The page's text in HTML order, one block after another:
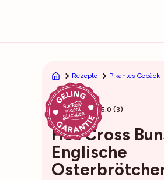
Rezepte Pikantes Gebäck
50min 5,0 (3)
Hot Cross
Englische